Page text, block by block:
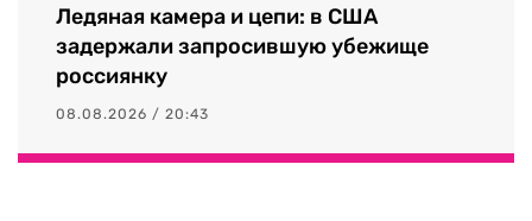
Ледяная камера и цепи: в США
задержали запросившую убежище
россиянку
08.08.2026 / 20:43